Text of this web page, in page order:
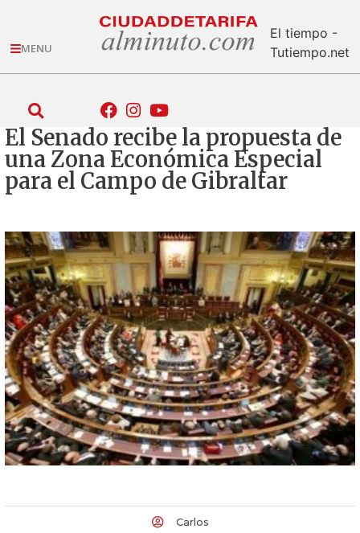
MENU
El tiempo -
Tutiempo.net
El Senado recibe la propuesta de
una Zona Económica Especial
para el Campo de Gibraltar
Carlos